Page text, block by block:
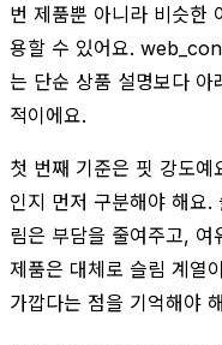
번 제품뿐 아니라 비슷한
용할 수 있어요.
는 단순 상품 설명보다 아
적이에요.
첫 번째 기준은 핏 강도예
인지 먼저 구분해야 해요.
림은 부담을 줄여주고, 여
제품은 대체로 슬림 계열
가깝다는 점을 기억해야